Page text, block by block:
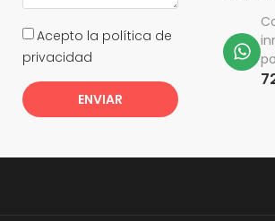
Acepto la política de
privacidad
ENVIAR